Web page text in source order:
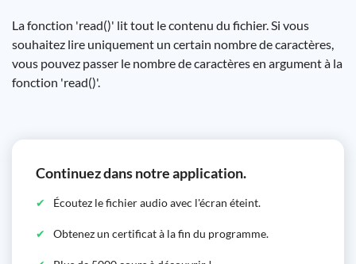
La fonction 'read()' lit tout le contenu du fichier. Si vous
souhaitez lire uniquement un certain nombre de caractères,
vous pouvez passer le nombre de caractères en argument à la
fonction 'read()'.
Continuez dans notre application.
Écoutez le fichier audio avec l'écran éteint.
Obtenez un certificat à la fin du programme.